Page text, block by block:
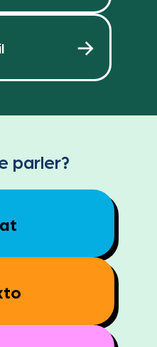
parler?